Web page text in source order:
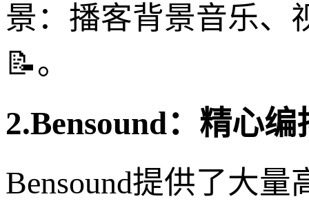
景：播客背景音乐、
📝。
2.Bensound：精心
Bensound提供了大